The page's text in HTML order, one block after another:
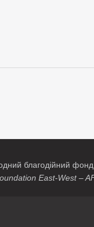
благодійний
East-West –